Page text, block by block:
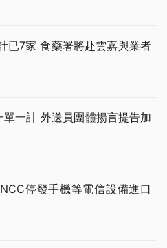
已7家 食藥署將赴雲嘉與業者
一計 外送員團體揚言提告加
停發手機等電信設備進口